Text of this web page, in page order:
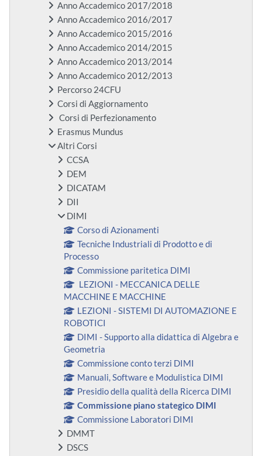
Anno Accademico 2017/2018
Anno Accademico 2016/2017
Anno Accademico 2015/2016
Anno Accademico 2014/2015
Anno Accademico 2013/2014
Anno Accademico 2012/2013
Percorso 24CFU
Corsi di Aggiornamento
Corsi di Perfezionamento
Erasmus Mundus
Altri Corsi
CCSA
DEM
DICATAM
DII
DIMI
Corso di Azionamenti
Tecniche Industriali di Prodotto e di
Processo
Commissione paritetica DIMI
LEZIONI - MECCANICA DELLE
MACCHINE E MACCHINE
LEZIONI - SISTEMI DI AUTOMAZIONE E
ROBOTICI
DIMI - Supporto alla didattica di Algebra e
Geometria
Commissione conto terzi DIMI
Manuali, Software e Modulistica DIMI
Presidio della qualità della Ricerca DIMI
Commissione piano stategico DIMI
Commissione Laboratori DIMI
DMMT
DSCS